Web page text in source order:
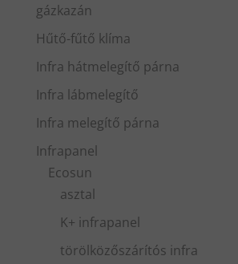
gázkazán
Hűtő-fűtő klíma
Infra hátmelegítő párna
Infra lábmelegítő
Infra melegítő párna
Infrapanel
Ecosun
asztal
K+ infrapanel
törölközőszárítós infra